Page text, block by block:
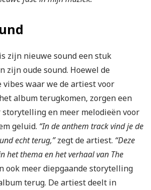
zijn nieuwe sound een stuk
zijn oude sound. Hoewel de
vibes waar we de artiest voor
album terugkomen, zorgen een
storytelling en meer melodieën voor
geluid. “In de anthem track vind je de
echt terug,”zegt de artiest. “Deze
het thema en het verhaal van The
ook meer diepgaande storytelling
terug. De artiest deelt in